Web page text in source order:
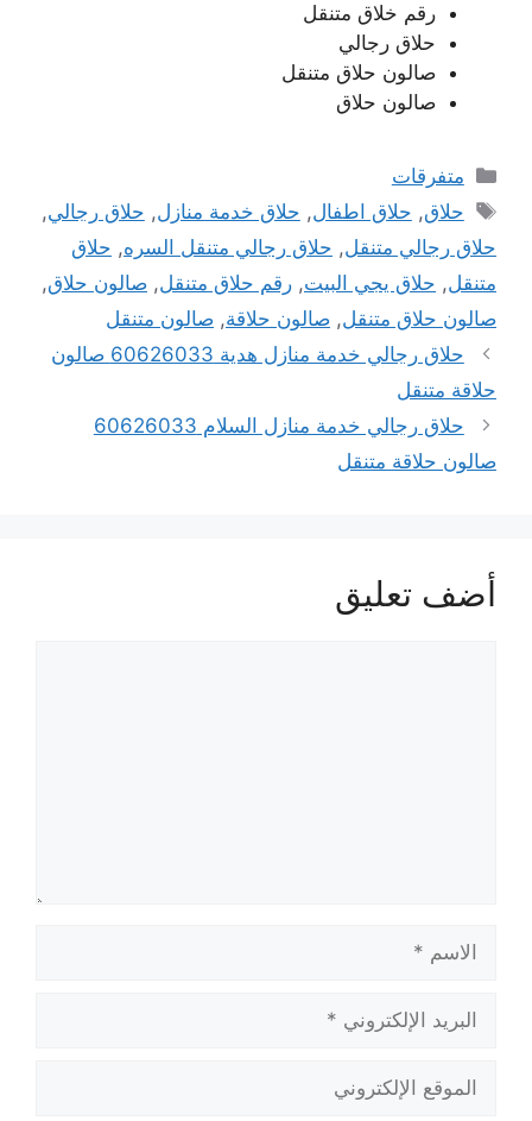
رقم خلاق متنقل
حلاق رجالي
صالون حلاق متنقل
صالون حلاق
التصنيفات
متفرقات
الوسوم
حلاق, حلاق اطفال, حلاق خدمة منازل, حلاق رجالي,
حلاق رجالي متنقل, حلاق رجالي متنقل السره, حلاق
متنقل, حلاق يجي البيت, رقم حلاق متنقل, صالون حلاق,
صالون حلاق متنقل, صالون حلاقة, صالون متنقل
حلاق رجالي خدمة منازل هدية 60626033 صالون
حلاقة متنقل
حلاق رجالي خدمة منازل السلام 60626033
صالون حلاقة متنقل
أضف تعليق
الاسم
البريد
الإلكتروني
الموقع
الإلكتروني